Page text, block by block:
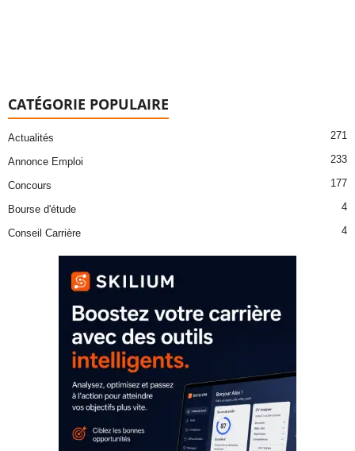
CATÉGORIE POPULAIRE
Actualités 271
Annonce Emploi 233
Concours 177
Bourse d'étude 4
Conseil Carrière 4